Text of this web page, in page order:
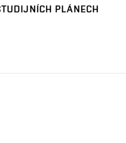
PLÁNECH